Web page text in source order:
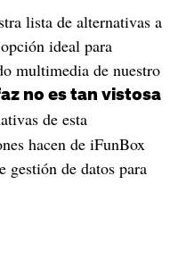
lista de alternativas a
ideal para
multimedia de nuestro
no es tan vistosa
de esta
hacen de iFunBox
gestión de datos para